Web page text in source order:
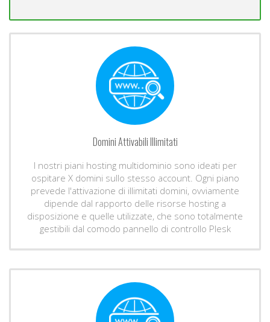
Domini Attivabili Illimitati
I nostri piani hosting multidominio sono ideati per
ospitare X domini sullo stesso account. Ogni piano
prevede l'attivazione di illimitati domini, ovviamente
dipende dal rapporto delle risorse hosting a
disposizione e quelle utilizzate, che sono totalmente
gestibili dal comodo pannello di controllo Plesk